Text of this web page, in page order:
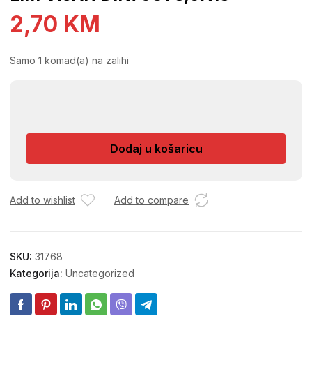
2,70 KM
Samo 1 komad(a) na zalihi
DIN7981
količina
Dodaj u košaricu
Add to wishlist Add to compare
SKU: 31768
Kategorija: Uncategorized